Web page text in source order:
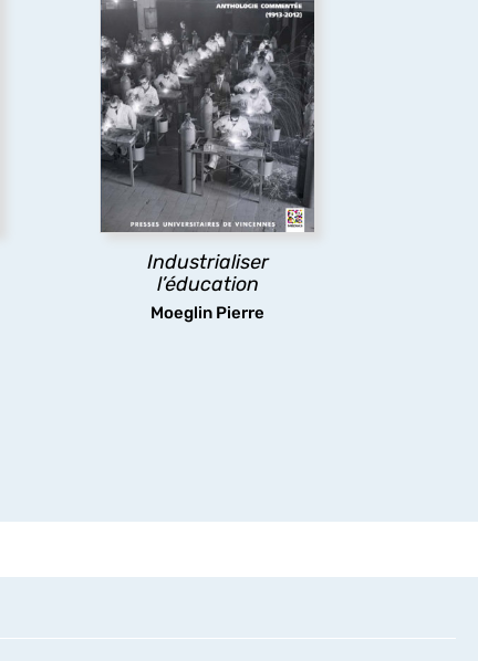
Industrialiser
l’éducation
Moeglin Pierre
Industrialiser
l’éducation
Pour mieux comprendre les
mutations des
organisations, ressources et
pratiques éducatives.
découvrir